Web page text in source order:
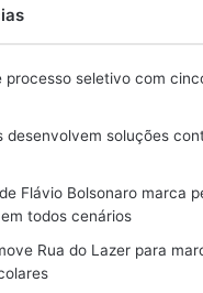
u
e
s
y
u
T
u
e
processo seletivo com
desenvolvem soluções
Flávio Bolsonaro marca
todos cenários
Rua do Lazer para